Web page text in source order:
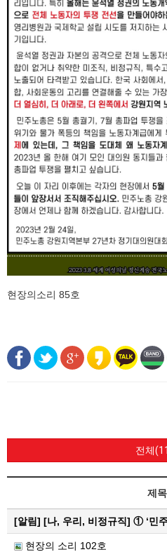
현장의소리 85호
전체
제목
[알림] [나, 우리, 비정규직] ① ‘민주노조’는 미
현장의 소리 102호